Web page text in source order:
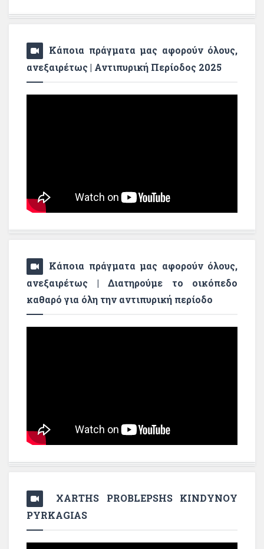
Κάποια πράγματα μας αφορούν όλους,
ανεξαιρέτως | Αντιπυρική Περίοδος 2025
Κάποια πράγματα μας αφορούν όλους,
ανεξαιρέτως | Διατηρούμε το οικόπεδο
καθαρό για όλη την αντιπυρική περίοδο
XARTHS PROBLEPSHS KINDYNOY
PYRKAGIAS